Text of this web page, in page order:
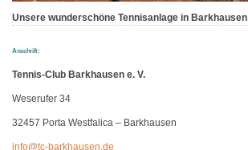
Unsere wunderschöne Tennisanlage in Barkhausen
Anschrift:
Tennis-Club Barkhausen e. V.
Weserufer 34
32457 Porta Westfalica – Barkhausen
info@tc-barkhausen.de